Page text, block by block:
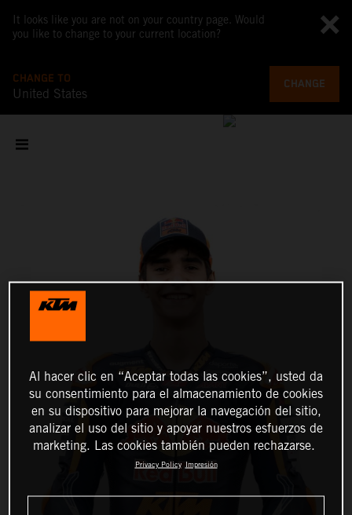
It looks like you are not on your country page. Would
you like to change to your current location?
CHANGE TO
United States
CHANGE
Al hacer clic en “Aceptar todas las cookies”, usted da
su consentimiento para el almacenamiento de cookies
en su dispositivo para mejorar la navegación del sitio,
analizar el uso del sitio y apoyar nuestros esfuerzos de
marketing. Las cookies también pueden rechazarse.
Privacy Policy Impresión